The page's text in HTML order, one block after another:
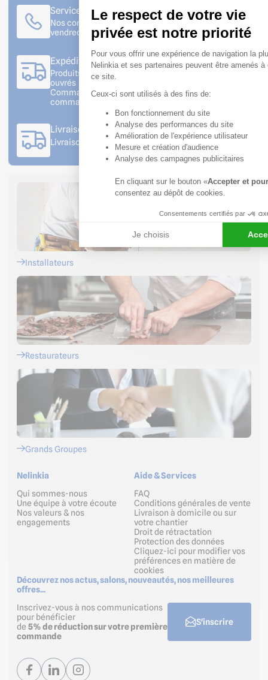
Service client à votre écoute
Nos conseillers sont disponibles du lundi au
vendredi de 08h30 à 12h et de 13h30 à 18h
Expédition rapide
Produits en stock : commande expédiée sous 2 jours
ouvrés
Commande sur production : se référer au bon de
commande
Livraison sur votre chantier
Livraison avec prise de rendez-vous
Installateurs
Restaurateurs
Grands Groupes
Nelinkia
Qui sommes-nous
Une équipe à votre écoute
Nos valeurs & nos
engagements
Aide & Services
FAQ
Conditions générales de vente
Livraison à domicile ou sur
votre chantier
Droit de rétractation
Protection des données
Cliquez-ici pour modifier vos
préférences en matière de
cookies
Découvrez nos actus, salons, nouveautés, nos meilleures
offres...
Inscrivez-vous à nos communications
pour bénéficier
de 5% de réduction sur votre première
commande
S'inscrire
Le respect de votre vie
privée est notre priorité
Plateforme de Gestion
Pour vous offrir une expérience de navigation la
Nelinkia et ses partenaires peuvent être amenés
ce site.
Ceux-ci sont utilisés à des fins de:
Bon fonctionnement du site
Analyse des performances du site
Amélioration de l'expérience utilisateur
Mesure et création d'audience
Analyse des campagnes publicitaires
En cliquant sur le bouton «Accepter et
consentez au dépôt de cookies.
Consentements certifiés par
Je choisis
Axeptio consent